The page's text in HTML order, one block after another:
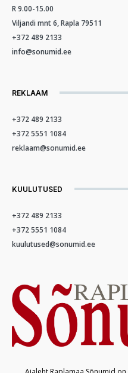
R 9.00-15.00
Viljandi mnt 6, Rapla 79511
+372 489 2133
info@sonumid.ee
REKLAAM
+372 489 2133
+372 5551 1084
reklaam@sonumid.ee
KUULUTUSED
+372 489 2133
+372 5551 1084
kuulutused@sonumid.ee